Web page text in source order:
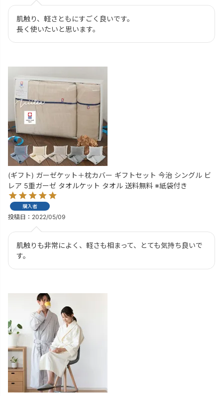
肌触り、軽さともにすごく良いです。
長く使いたいと思います。
(ギフト) ガーゼケット＋枕カバー ギフトセット 今治 シングル ビ
レア 5重ガーゼ タオルケット タオル 送料無料 ※紙袋付き
購入者
投稿日 2022/05/09
肌触りも非常によく、軽さも相まって、とても気持ち良いで
す。